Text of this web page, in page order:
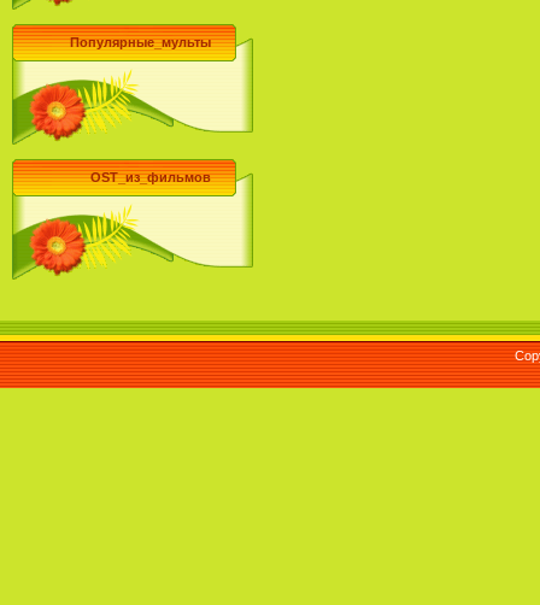
Популярные_мульты
OST_из_фильмов